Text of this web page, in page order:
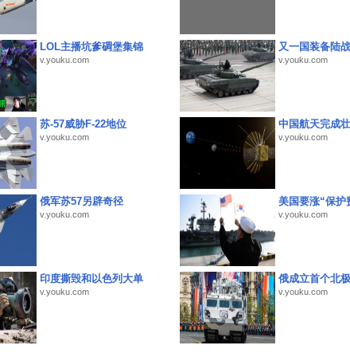
LOL主播坑爹碉堡集锦
v.youku.com
又一国装备陆
v.youku.com
苏-57威胁F-22地位
v.youku.com
中国航天完成
v.youku.com
俄军苏57另辟奇径
v.youku.com
美国要涨“保护
v.youku.com
印度撕毁和以色列大单
v.youku.com
俄成立首个北
v.youku.com